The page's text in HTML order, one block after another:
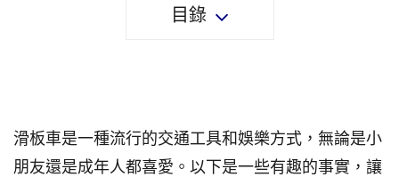
目錄
滑板車是一種流行的交通工具和娛樂方式，無論是小
朋友還是成年人都喜愛。以下是一些有趣的事實，讓